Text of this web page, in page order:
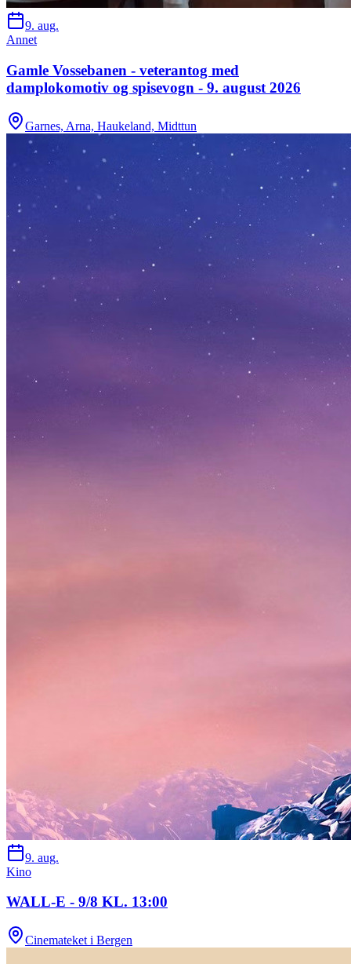
9. aug.
Annet
Gamle Vossebanen - veterantog med
damplokomotiv og spisevogn - 9. august 2026
Garnes, Arna, Haukeland, Midttun
9. aug.
Kino
WALL-E - 9/8 KL. 13:00
Cinemateket i Bergen